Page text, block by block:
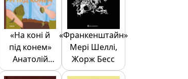
«На коні й
під конем»
Анатолій
Дімаров
«Франкенштайн»
Мері Шеллі,
Жорж Бесс